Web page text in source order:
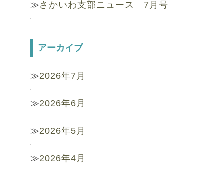
さかいわ支部ニュース 7月号
アーカイブ
2026年7月
2026年6月
2026年5月
2026年4月